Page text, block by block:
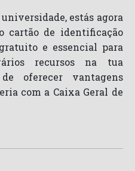
estás agora
cartão de identificação
e essencial para
recursos na tua
oferecer vantagens
com a Caixa Geral de